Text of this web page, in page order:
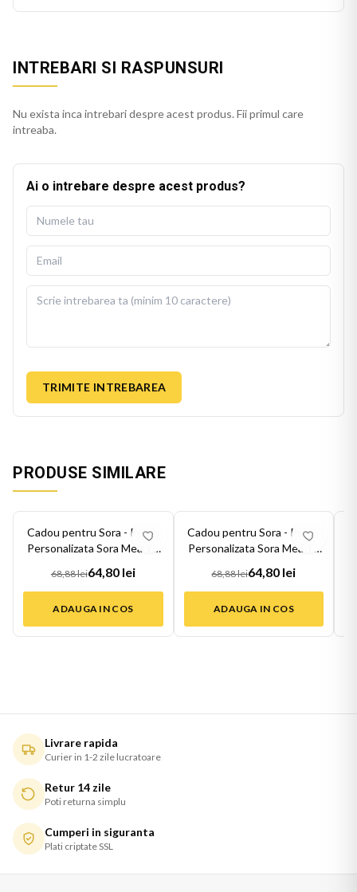
INTREBARI SI RASPUNSURI
Nu exista inca intrebari despre acest produs. Fii primul care
intreaba.
Ai o intrebare despre acest produs?
TRIMITE INTREBAREA
PRODUSE SIMILARE
6%
Cadou pentru Sora - Perna
Personalizata Sora Mea Te
68,88 lei64,80 lei
ADAUGA IN COS
6%
Cadou pentru Sora - Perna
Personalizata Sora Mea Te
68,88 lei64,80 lei
ADAUGA IN COS
Livrare rapida
Curier in 1-2 zile lucratoare
Retur 14 zile
Poti returna simplu
Cumperi in siguranta
Plati criptate SSL